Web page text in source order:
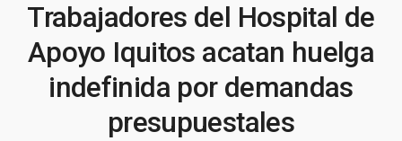
Trabajadores del Hospital de
Apoyo Iquitos acatan huelga
indefinida por demandas
presupuestales